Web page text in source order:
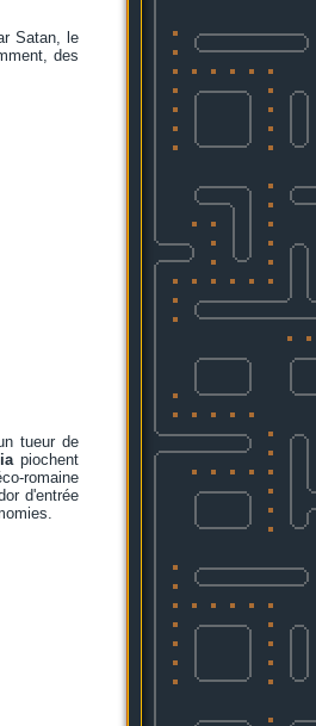
Satan, le
des
tueur de
piochent
romaine
d'entrée